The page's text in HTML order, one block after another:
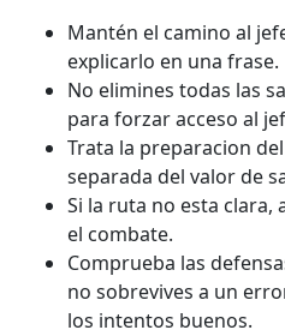
Mantén el camino al
explicarlo en una frase.
No elimines todas las
para forzar acceso al
Trata la preparacion
separada del valor de
Si la ruta no esta clara,
el combate.
Comprueba las
no sobrevives a un
los intentos buenos.